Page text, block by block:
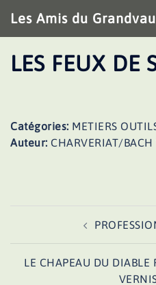
au
contenu
Les Amis du
LES FEUX DE
Catégories: METIERS
Auteur: CHARVERIAT/
LE CHAPEAU DU DIABLE